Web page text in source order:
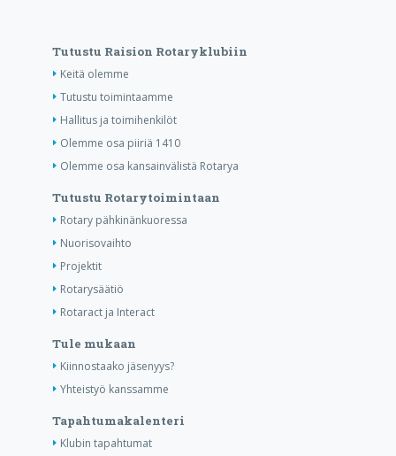
Tutustu Raision Rotaryklubiin
Keitä olemme
Tutustu toimintaamme
Hallitus ja toimihenkilöt
Olemme osa piiriä 1410
Olemme osa kansainvälistä Rotarya
Tutustu Rotarytoimintaan
Rotary pähkinänkuoressa
Nuorisovaihto
Projektit
Rotarysäätiö
Rotaract ja Interact
Tule mukaan
Kiinnostaako jäsenyys?
Yhteistyö kanssamme
Tapahtumakalenteri
Klubin tapahtumat